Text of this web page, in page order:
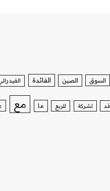
السوق الصين الفائدة
قد لشركة للربع ما مع